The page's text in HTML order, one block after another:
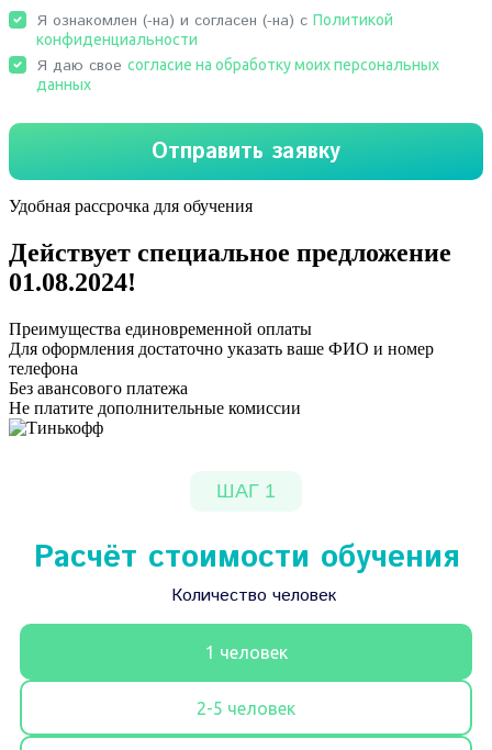
Удобная рассрочка для обучения
Действует специальное предложение
01.08.2024!
Преимущества единовременной оплаты
Для оформления достаточно указать ваше ФИО и номер
телефона
Без авансового платежа
Не платите дополнительные комиссии